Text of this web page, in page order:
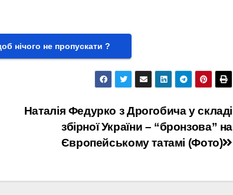
нічого не пропускати ?
Наталія Федурко з Дрогобича у складі
збірної України – “бронзова” на
Європейському татамі (Фото)